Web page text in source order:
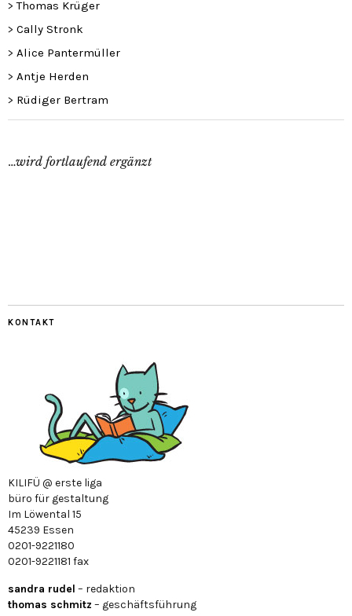
>Thomas Krüger
> Cally Stronk
> Alice Pantermüller
> Antje Herden
> Rüdiger Bertram
…wird fortlaufend ergänzt
KONTAKT
KILIFÜ @ erste liga
büro für gestaltung
Im Löwental 15
45239 Essen
0201-9221180
0201-9221181 fax
sandra rudel – redaktion
thomas schmitz – geschäftsführung